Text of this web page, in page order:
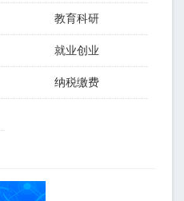
教育科研
就业创业
纳税缴费